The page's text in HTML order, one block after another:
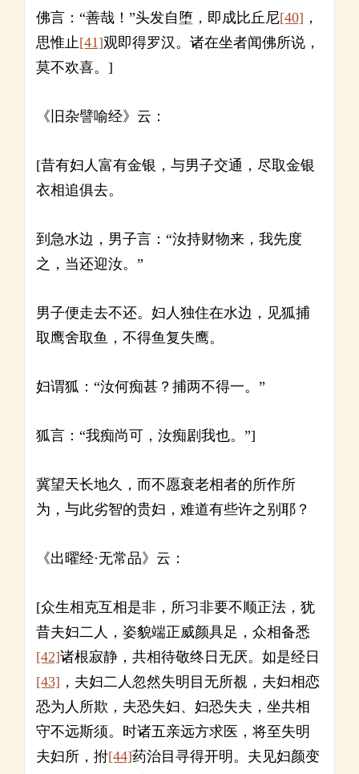
佛言：“善哉！”头发自堕，即成比丘尼[40] ，
思惟止[41]观即得罗汉。诸在坐者闻佛所说，
莫不欢喜。]
《旧杂譬喻经》云：
[昔有妇人富有金银，与男子交通，尽取金银
衣相追俱去。
到急水边，男子言：“汝持财物来，我先度
之，当还迎汝。”
男子便走去不还。妇人独住在水边，见狐捕
取鹰舍取鱼，不得鱼复失鹰。
妇谓狐：“汝何痴甚？捕两不得一。”
狐言：“我痴尚可，汝痴剧我也。”]
冀望天长地久，而不愿衰老相者的所作所
为，与此劣智的贵妇，难道有些许之别耶？
《出曜经·无常品》云：
[众生相克互相是非，所习非要不顺正法，犹
昔夫妇二人，姿貌端正威颜具足，众相备悉
[42]诸根寂静，共相待敬终日无厌。如是经日
[43] ，夫妇二人忽然失明目无所覩，夫妇相恋
恐为人所欺，夫恐失妇、妇恐失夫，坐共相
守不远斯须。时诸五亲远方求医，将至失明
夫妇所，拊[44]药治目寻得开明。夫见妇颜变